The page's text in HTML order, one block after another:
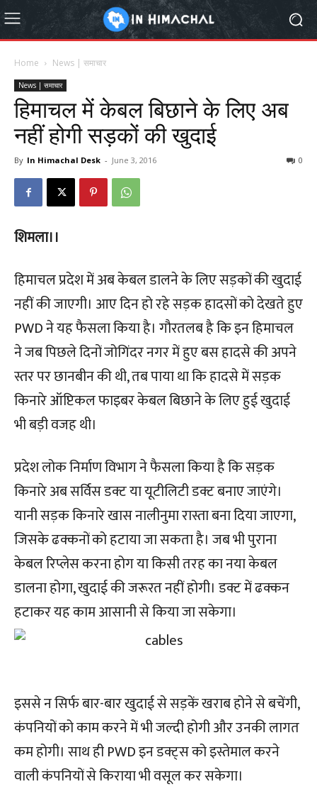
Home News | समाचार
News | समाचार
हिमाचल में केबल बिछाने के लिए अब
नहीं होगी सड़कों की खुदाई
By In Himachal Desk - June 3, 2016 0
शिमला।।
हिमाचल प्रदेश में अब केबल डालने के लिए सड़कों की खुदाई
नहीं की जाएगी। आए दिन हो रहे सड़क हादसों को देखते हुए
PWD ने यह फैसला किया है। गौरतलब है कि इन हिमाचल
ने जब पिछले दिनों जोगिंदर नगर में हुए बस हादसे की अपने
स्तर पर छानबीन की थी, तब पाया था कि हादसे में सड़क
किनारे ऑप्टिकल फाइबर केबल बिछाने के लिए हुई खुदाई
भी बड़ी वजह थी।
प्रदेश लोक निर्माण विभाग ने फैसला किया है कि सड़क
किनारे अब सर्विस डक्ट या यूटीलिटी डक्ट बनाए जाएंगे।
यानी सड़क किनारे खास नालीनुमा रास्ता बना दिया जाएगा,
जिसके ढक्कनों को हटाया जा सकता है। जब भी पुराना
केबल रिप्लेस करना होग या किसी तरह का नया केबल
डालना होगा, खुदाई की जरूरत नहीं होगी। डक्ट में ढक्कन
हटाकर यह काम आसानी से किया जा सकेगा।
इससे न सिर्फ बार-बार खुदाई से सड़कें खराब होने से बचेंगी,
कंपनियों को काम करने में भी जल्दी होगी और उनकी लागत
कम होगी। साथ ही PWD इन डक्ट्स को इस्तेमाल करने
वाली कंपनियों से किराया भी वसूल कर सकेगा।